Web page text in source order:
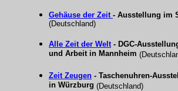
Gehäuse der Zeit - Ausstellung im
(Deutschland)
Alle Zeit der Welt- DGC-
und Arbeit in Mannheim
Zeit Zeugen - Taschenuhren-
in Würzburg (Deutschland)